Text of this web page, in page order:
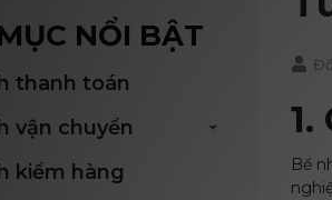
Bể
NỔI BẬT
thanh toán
vận chuyển
kiểm hàng